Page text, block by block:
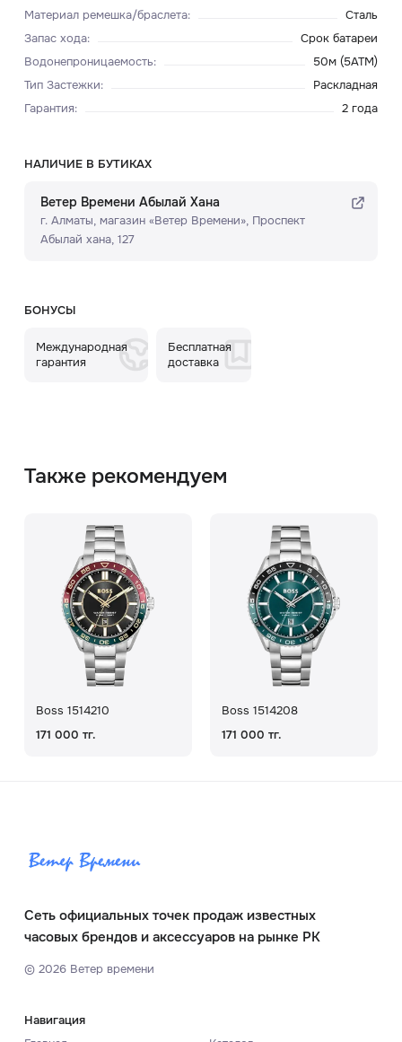
Материал ремешка/браслета:
Сталь
Запас хода:
Срок батареи
Водонепроницаемость:
50м (5ATM)
Тип Застежки:
Раскладная
Гарантия: 2 года
НАЛИЧИЕ В БУТИКАХ
Ветер Времени Абылай Хана
г. Алматы, ​магазин «Ветер Времени»​, Проспект
Абылай хана, 127
БОНУСЫ
Международная
гарантия
Бесплатная
доставка
Также рекомендуем
Boss 1514210
171 000 тг.
Boss 1514208
171 000 тг.
Сеть официальных точек продаж известных
часовых брендов и аксессуаров на рынке РК
© 2026Ветер времени
Навигация